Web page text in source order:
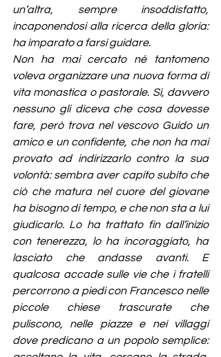
un’altra, sempre insoddisfatto,
incaponendosi alla ricerca della gloria:
ha imparato a farsi guidare.
Non ha mai cercato né tantomeno
voleva organizzare una nuova forma di
vita monastica o pastorale. Sì, davvero
nessuno gli diceva che cosa dovesse
fare, però trova nel vescovo Guido un
amico e un confidente, che non ha mai
provato ad indirizzarlo contro la sua
volontà: sembra aver capito subito che
ciò che matura nel cuore del giovane
ha bisogno di tempo, e che non sta a lui
giudicarlo. Lo ha trattato fin dall’inizio
con tenerezza, lo ha incoraggiato, ha
lasciato che andasse avanti. E
qualcosa accade sulle vie che i fratelli
percorrono a piedi con Francesco nelle
piccole chiese trascurate che
puliscono, nelle piazze e nei villaggi
dove predicano a un popolo semplice: